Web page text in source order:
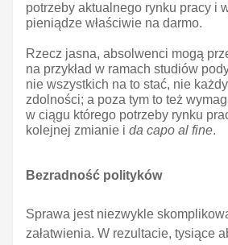
potrzeby aktualnego rynku pracy i
pieniądze właściwie na darmo.
Rzecz jasna, absolwenci mogą
na przykład w ramach studiów
nie wszystkich na to stać, nie
zdolności; a poza tym to też
w ciągu którego potrzeby rynku
kolejnej zmianie i da capo al fine.
Bezradność polityków
Sprawa jest niezwykle
załatwienia. W rezultacie, tysiące